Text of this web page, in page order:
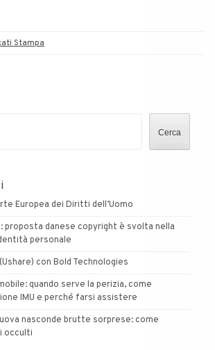
Stampa
Cerca
Europea dei Diritti dell’Uomo
proposta danese copyright è svolta nella
personale
con Bold Technologies
quando serve la perizia, come
IMU e perché farsi assistere
nasconde brutte sorprese: come
occulti